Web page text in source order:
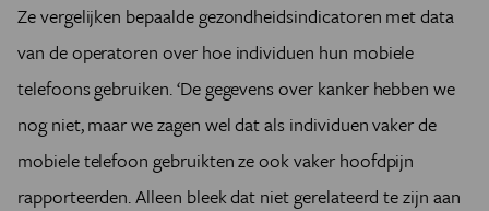
Ze vergelijken bepaalde gezondheidsindicatoren met data
van de operatoren over hoe individuen hun mobiele
telefoons gebruiken. ‘De gegevens over kanker hebben we
nog niet, maar we zagen wel dat als individuen vaker de
mobiele telefoon gebruikten ze ook vaker hoofdpijn
rapporteerden. Alleen bleek dat niet gerelateerd te zijn aan